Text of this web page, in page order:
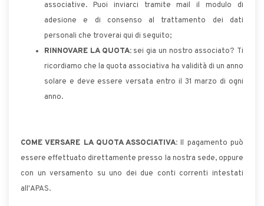
associative. Puoi inviarci tramite mail il modulo di
adesione e di consenso al trattamento dei dati
personali che troverai qui di seguito;
RINNOVARE LA QUOTA:sei gia un nostro associato? Ti
ricordiamo che la quota associativa ha validità di un anno
solare e deve essere versata entro il 31 marzo di ogni
anno.
COME VERSARE LA QUOTA ASSOCIATIVA:Il pagamento può
essere effettuato direttamente presso la nostra sede, oppure
con un versamento su uno dei due conti correnti intestati
all'APAS.